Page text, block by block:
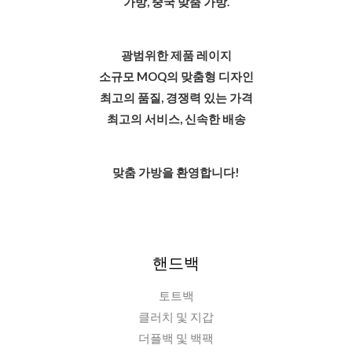
광범위한 제품 레이지
소규모 MOQ의 맞춤형 디자인
최고의 품질, 경쟁력 있는 가격
최고의 서비스, 신속한 배송
맞춤 가방을 환영합니다!
핸드백
토트백
클러치 및 지갑
더플백 및 백팩